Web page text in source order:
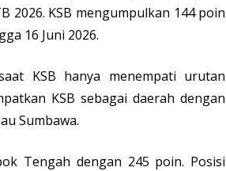
2026. KSB mengumpulkan 144 poin
16 Juni 2026.
KSB hanya menempati urutan
KSB sebagai daerah dengan
Sumbawa.
Tengah dengan 245 poin. Posisi